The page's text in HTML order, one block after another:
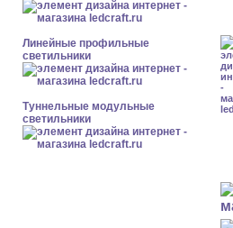
Линейные профильные
светильники
Туннельные модульные
светильники